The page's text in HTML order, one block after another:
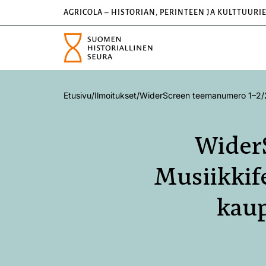
AGRICOLA – HISTORIAN, PERINTEEN JA
Etusivu/Ilmoitukset/WiderScreen teemanumero